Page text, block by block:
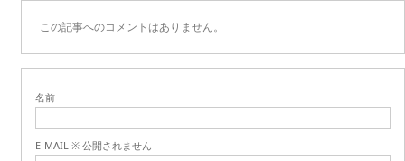
この記事へのコメントはありません。
名前
E-MAIL ※ 公開されません